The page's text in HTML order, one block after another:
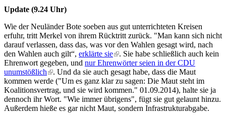
Update (9.24 Uhr)
Wie der Neuländer Bote soeben aus gut unterrichteten Kreisen
erfuhr, tritt Merkel von ihrem Rücktritt zurück. "Man kann sich nicht
darauf verlassen, dass das, was vor den Wahlen gesagt wird, nach
den Wahlen auch gilt“, erklärte sie(link is external)
. Sie habe schließlich auch kein
Ehrenwort gegeben, und nur Ehrenwörter seien in der CDU
unumstößlich(link is external)
. Und da sie auch gesagt habe, dass die Maut
kommen werde ("Um es ganz klar zu sagen: Die Maut steht im
Koalitionsvertrag, und sie wird kommen." 01.09.2014), halte sie ja
dennoch ihr Wort. "Wie immer übrigens", fügt sie gut gelaunt hinzu.
Außerdem hieße es gar nicht Maut, sondern Infrastrukturabgabe.